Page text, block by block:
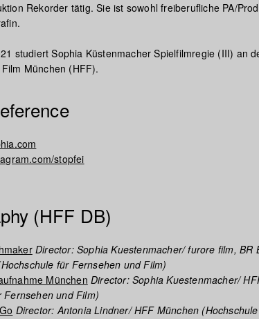
Rekorder tätig. Sie ist sowohl freiberufliche PA/
studiert Sophia Küstenmacher Spielfilmregie (III) an
München (HFF).
stopfei
(HFF DB)
Director: Sophia Kuestenmacher/ furore film, BR
für Fernsehen und Film)
München Director: Sophia Kuestenmacher/
Fernsehen und Film)
Director: Antonia Lindner/ HFF München